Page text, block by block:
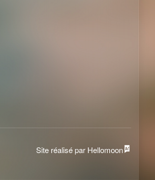
Site réalisé par Hellomoon